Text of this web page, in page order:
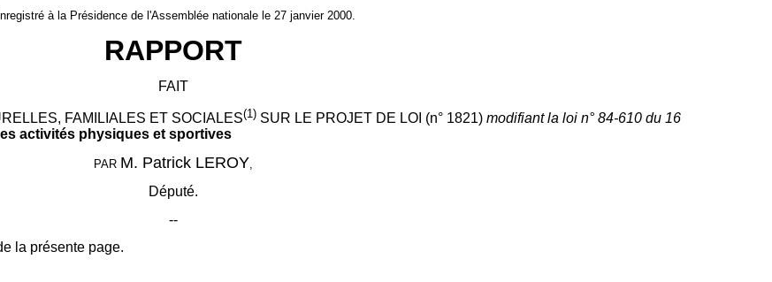
à la Présidence de l'Assemblée nationale le 27 janvier 2000.
RAPPORT
FAIT
FAMILIALES ET SOCIALES(1)SUR LE PROJET DE LOI (n° 1821) modifiant la loi n° 84-610 du 16
activités physiques et sportives
PAR M. Patrick LEROY
Député.
--
la présente page.